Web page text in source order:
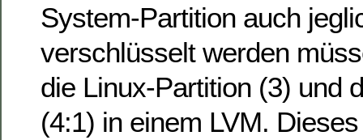
System-Partition auch
verschlüsselt werden
die Linux-Partition (3) und
(4:1) in einem LVM.